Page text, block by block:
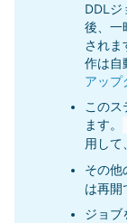
DDLジ
後、一
されま
作は自
アップ
このス
ます。
用して
その他
は再開
ジョブ